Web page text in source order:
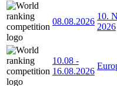
08.08.2026
10.
2026
10.08 -
16.08.2026